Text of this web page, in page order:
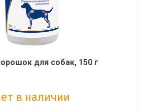
для собак, 150 г
в наличии